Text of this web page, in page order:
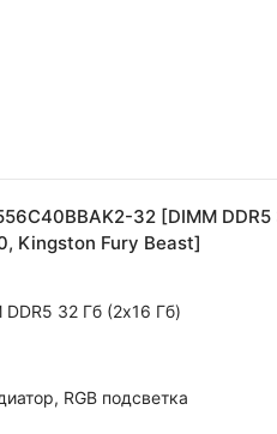
32 [DIMM DDR5
Kingston Fury Beast]
DDR5 32 Гб (2x16 Гб)
RGB подсветка